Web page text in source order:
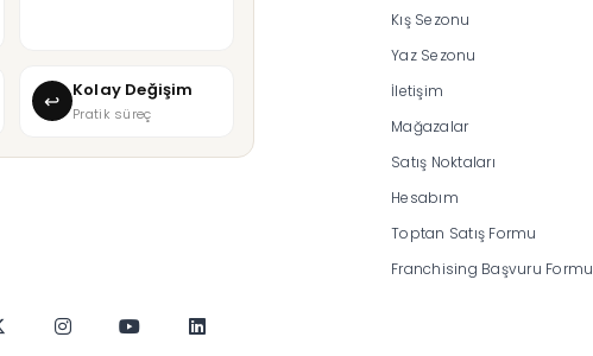
Kış Sezonu
Yaz Sezonu
İletişim
Mağazalar
Satış Noktaları
Hesabım
Toptan Satış Formu
Franchising Başvuru Formu
↩ Kolay Değişim
Pratik süreç